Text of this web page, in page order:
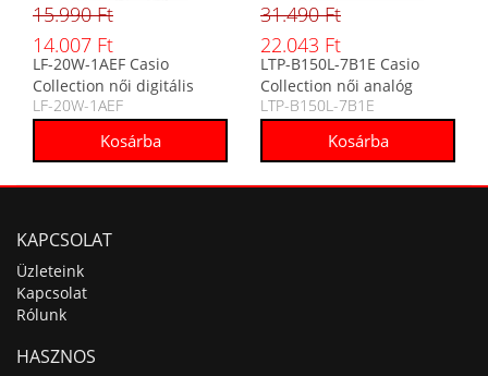
15.990 Ft
14.007 Ft
LF-20W-1AEF Casio
Collection női digitális
karóra
LF-20W-1AEF
31.490 Ft
22.043 Ft
LTP-B150L-7B1E Casio
Collection női analóg
karóra
LTP-B150L-7B1E
KAPCSOLAT
Üzleteink
Kapcsolat
Rólunk
HASZNOS